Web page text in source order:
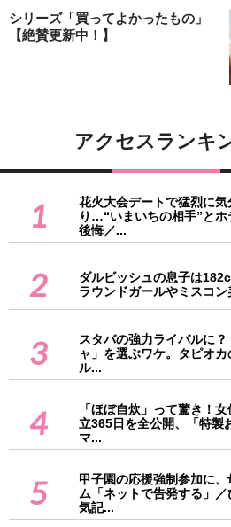
シリーズ「買ってよかったもの」
【絶賛更新中！】
アクセスランキ
1
花火大会デートで猛烈に気
り…“いまいちの相手”とホ
後悔／...
2
ダルビッシュの息子は
ラウンドガールやミスコ
3
スタバの強力ライバルに
ャ」を選ぶワケ。タピオ
ル...
4
「ほぼ自炊」って驚き！
立365日を全公開、「特製
マ...
5
甲子園の応援強制参加に
ム「ネットで告発する」／
気記...